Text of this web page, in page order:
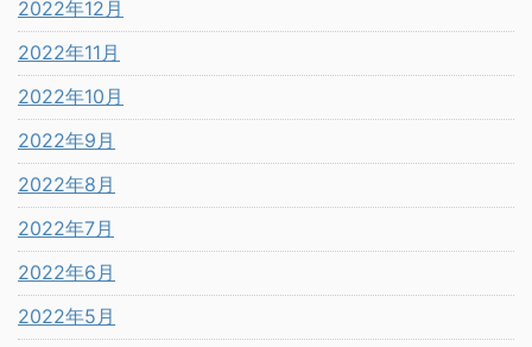
2022年12月
2022年11月
2022年10月
2022年9月
2022年8月
2022年7月
2022年6月
2022年5月